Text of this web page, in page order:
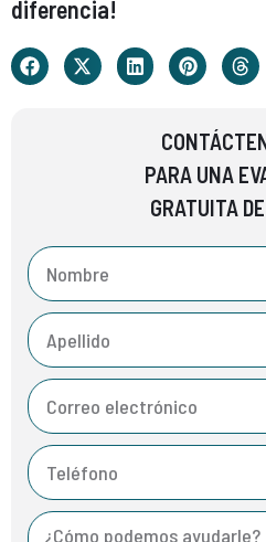
diferencia!
PARA UNA
GRATUITA